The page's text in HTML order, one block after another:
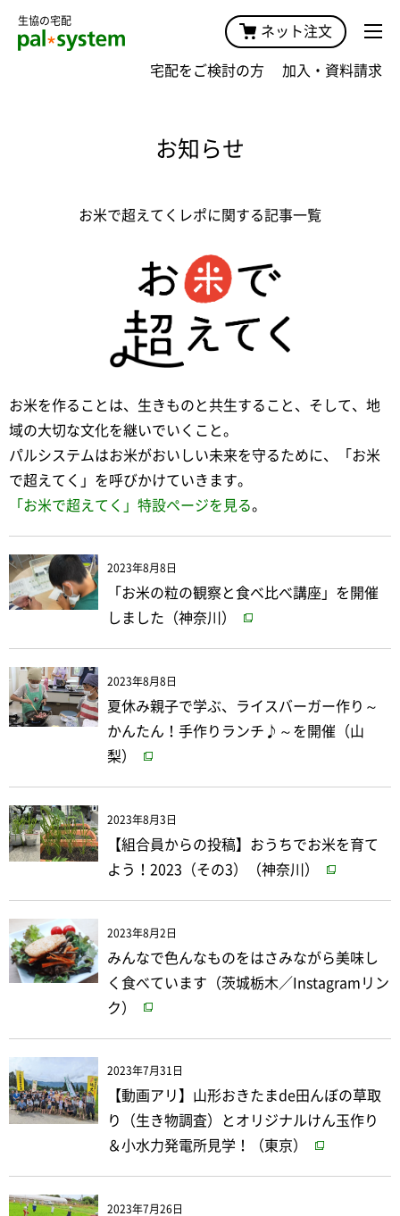
生協の宅配
ネット注文
宅配をご検討の方 加入・資料請求
お知らせ
お米で超えてくレポに関する記事一覧
お米を作ることは、生きものと共生すること、そして、地
域の大切な文化を継いでいくこと。
パルシステムはお米がおいしい未来を守るために、「お米
で超えてく」を呼びかけていきます。
「お米で超えてく」特設ページを見る。
2023年8月8日
「お米の粒の観察と食べ比べ講座」を開催
しました（神奈川）
2023年8月8日
夏休み親子で学ぶ、ライスバーガー作り～
かんたん！手作りランチ♪～を開催（山
梨）
2023年8月3日
【組合員からの投稿】おうちでお米を育て
よう！2023（その3）（神奈川）
2023年8月2日
みんなで色んなものをはさみながら美味し
く食べています（茨城栃木／Instagramリン
ク）
2023年7月31日
【動画アリ】山形おきたまde田んぼの草取
り（生き物調査）とオリジナルけん玉作り
＆小水力発電所見学！（東京）
2023年7月26日